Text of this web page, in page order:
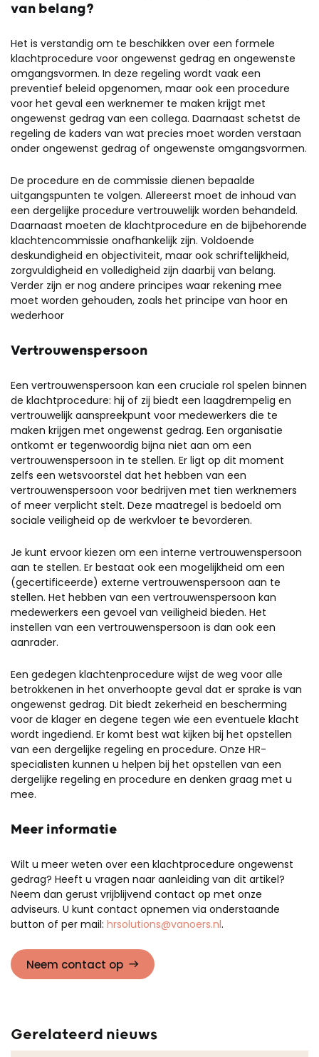
van belang?
Het is verstandig om te beschikken over een formele
klachtprocedure voor ongewenst gedrag en ongewenste
omgangsvormen. In deze regeling wordt vaak een
preventief beleid opgenomen, maar ook een procedure
voor het geval een werknemer te maken krijgt met
ongewenst gedrag van een collega. Daarnaast schetst de
regeling de kaders van wat precies moet worden verstaan
onder ongewenst gedrag of ongewenste omgangsvormen.
De procedure en de commissie dienen bepaalde
uitgangspunten te volgen. Allereerst moet de inhoud van
een dergelijke procedure vertrouwelijk worden behandeld.
Daarnaast moeten de klachtprocedure en de bijbehorende
klachtencommissie onafhankelijk zijn. Voldoende
deskundigheid en objectiviteit, maar ook schriftelijkheid,
zorgvuldigheid en volledigheid zijn daarbij van belang.
Verder zijn er nog andere principes waar rekening mee
moet worden gehouden, zoals het principe van hoor en
wederhoor
Vertrouwenspersoon
Een vertrouwenspersoon kan een cruciale rol spelen binnen
de klachtprocedure: hij of zij biedt een laagdrempelig en
vertrouwelijk aanspreekpunt voor medewerkers die te
maken krijgen met ongewenst gedrag. Een organisatie
ontkomt er tegenwoordig bijna niet aan om een
vertrouwenspersoon in te stellen. Er ligt op dit moment
zelfs een wetsvoorstel dat het hebben van een
vertrouwenspersoon voor bedrijven met tien werknemers
of meer verplicht stelt. Deze maatregel is bedoeld om
sociale veiligheid op de werkvloer te bevorderen.
Je kunt ervoor kiezen om een interne vertrouwenspersoon
aan te stellen. Er bestaat ook een mogelijkheid om een
(gecertificeerde) externe vertrouwenspersoon aan te
stellen. Het hebben van een vertrouwenspersoon kan
medewerkers een gevoel van veiligheid bieden. Het
instellen van een vertrouwenspersoon is dan ook een
aanrader.
Een gedegen klachtenprocedure wijst de weg voor alle
betrokkenen in het onverhoopte geval dat er sprake is van
ongewenst gedrag. Dit biedt zekerheid en bescherming
voor de klager en degene tegen wie een eventuele klacht
wordt ingediend. Er komt best wat kijken bij het opstellen
van een dergelijke regeling en procedure. Onze HR-
specialisten kunnen u helpen bij het opstellen van een
dergelijke regeling en procedure en denken graag met u
mee.
Meer informatie
Wilt u meer weten over een klachtprocedure ongewenst
gedrag? Heeft u vragen naar aanleiding van dit artikel?
Neem dan gerust vrijblijvend contact op met onze
adviseurs. U kunt contact opnemen via onderstaande
button of per mail: hrsolutions@vanoers.nl.
Neem contact op
Gerelateerd nieuws